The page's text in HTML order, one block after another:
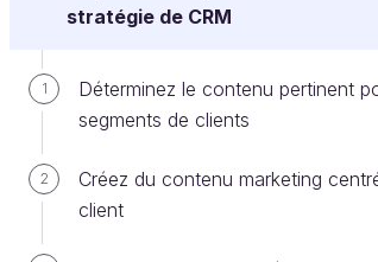
stratégie de CRM
1
Déterminez le contenu pertinent
segments de clients
2
Créez du contenu marketing
client